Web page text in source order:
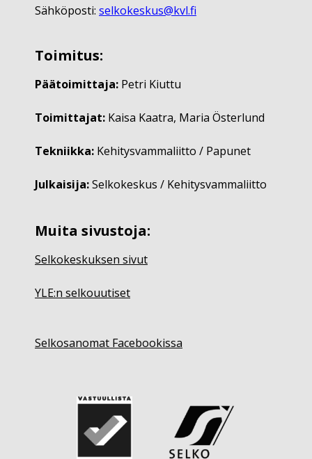
Sähköposti: selkokeskus@kvl.fi
Toimitus:
Päätoimittaja: Petri Kiuttu
Toimittajat: Kaisa Kaatra, Maria Österlund
Tekniikka: Kehitysvammaliitto / Papunet
Julkaisija:Selkokeskus / Kehitysvammaliitto
Muita sivustoja:
Selkokeskuksen sivut
YLE:n selkouutiset
Selkosanomat Facebookissa